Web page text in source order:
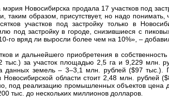
Новосибирска продала 17 участков под
образом, присутствует, но надо понимать,
участков под застройку только в
под застройку в городе, снизившиеся с
го вряд ли выросли более чем на 10%», –
и дальнейшего приобретения в
тыс.) за участок площадью 2,5 га и 9,229 млн.
данных земель – 3–3,1 млн. рублей ($97
области стоит 2,48 млн. рублей
под реализацию промышленных объектов
тыс. до нескольких миллионов долларов.